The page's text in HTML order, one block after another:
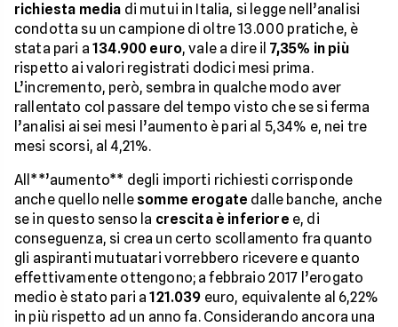
richiesta media di mutui in Italia, si legge nell’analisi
condotta su un campione di oltre 13.000 pratiche, è
stata pari a134.900 euro, vale a dire il 7,35% in più
rispetto ai valori registrati dodici mesi prima.
L’incremento, però, sembra in qualche modo aver
rallentato col passare del tempo visto che se si ferma
l’analisi ai sei mesi l’aumento è pari al 5,34% e, nei tre
mesi scorsi, al 4,21%.
All**’aumento** degli importi richiesti corrisponde
anche quello nelle somme erogate dalle banche, anche
se in questo senso la crescita è inferiore e, di
conseguenza, si crea un certo scollamento fra quanto
gli aspiranti mutuatari vorrebbero ricevere e quanto
effettivamente ottengono; a febbraio 2017 l’erogato
medio è stato pari a121.039 euro, equivalente al 6,22%
in più rispetto ad un anno fa. Considerando ancora una